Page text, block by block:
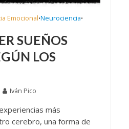
Emocional•Neurociencia•
SUEÑOS
LOS
Iván Pico
más
cerebro, una forma de